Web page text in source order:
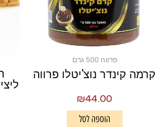
פרווה 500 גרם
קרמה קינדר נוצ'יטלו פרווה
₪44.00
הוספה לסל